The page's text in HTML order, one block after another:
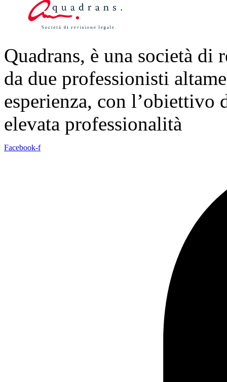
Quadrans, è una società di
da due professionisti
esperienza, con
elevata professionalità
Facebook-f